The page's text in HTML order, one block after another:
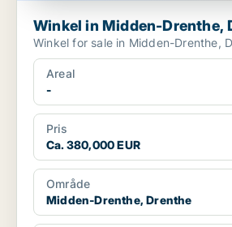
Winkel in Midden-Drenthe,
Winkel for sale in Midden-Drenthe,
Areal
-
Pris
Ca. 380,000 EUR
Område
Midden-Drenthe, Drenthe